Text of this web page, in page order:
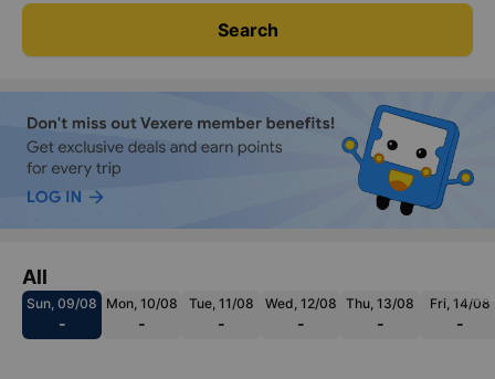
Search
All
Sun, 09/08
-
Mon, 10/08
-
Tue, 11/08
-
Wed, 12/08
-
Thu, 13/08
-
Fri, 14/08
-